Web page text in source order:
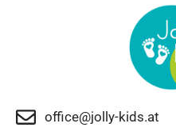
office@jolly-kids.at